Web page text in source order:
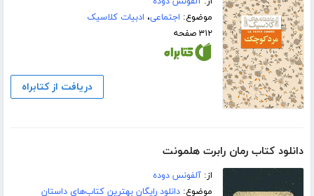
موضوع: اجتماعی، ادبیات کلاسیک
۳۱۲ صفحه
دریافت از کتابراه
دانلود کتاب رمان رابرت هلمونت
از:آلفونس دوده
موضوع:دانلود رایگان بهترین کتاب‌های داستان